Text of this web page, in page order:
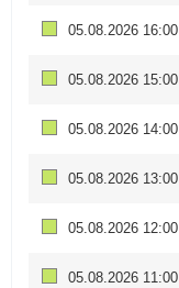
05.08.2026 16:00
05.08.2026 15:00
05.08.2026 14:00
05.08.2026 13:00
05.08.2026 12:00
05.08.2026 11:00